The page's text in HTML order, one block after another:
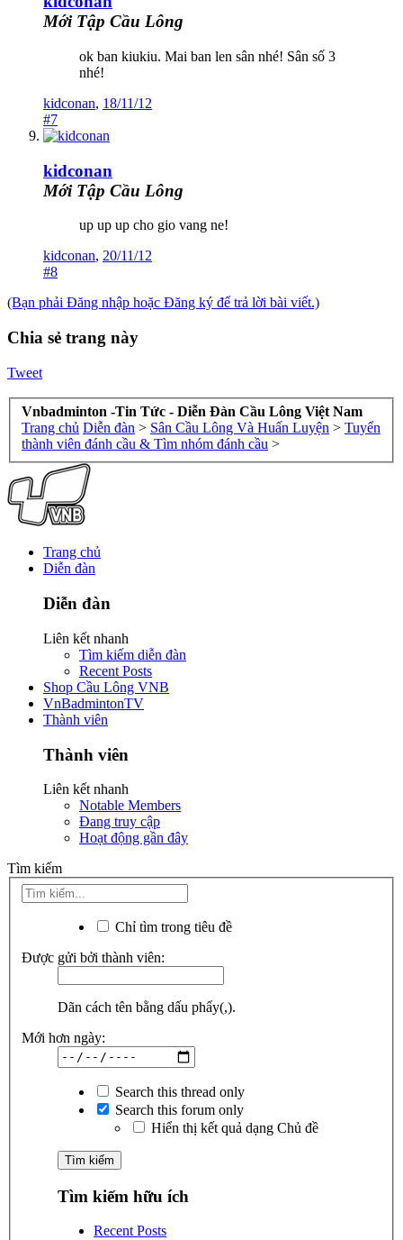
Mới Tập Cầu Lông
ok ban kiukiu. Mai ban len sân nhé! Sân số 3
nhé!
kidconan, 18/11/12
#7
kidconan
Mới Tập Cầu Lông
up up up cho gio vang ne!
kidconan, 20/11/12
#8
(Bạn phải Đăng nhập hoặc Đăng ký để trả lời bài viết.)
Chia sẻ trang này
Tweet
Vnbadminton -Tin Tức - Diễn Đàn Cầu Lông Việt Nam
Trang chủ Diễn đàn > Sân Cầu Lông Và Huấn Luyện > Tuyển
thành viên đánh cầu & Tìm nhóm đánh cầu >
Trang chủ
Diễn đàn
Diễn đàn
Liên kết nhanh
Tìm kiếm diễn đàn
Recent Posts
Shop Cầu Lông VNB
VnBadmintonTV
Thành viên
Thành viên
Liên kết nhanh
Notable Members
Đang truy cập
Hoạt động gần đây
Tìm kiếm
Chỉ tìm trong tiêu đề
Được gửi bởi thành viên:
Dãn cách tên bằng dấu phẩy(,).
Mới hơn ngày:
Search this thread only
Search this forum only
Hiển thị kết quả dạng Chủ đề
Tìm kiếm hữu ích
Recent Posts